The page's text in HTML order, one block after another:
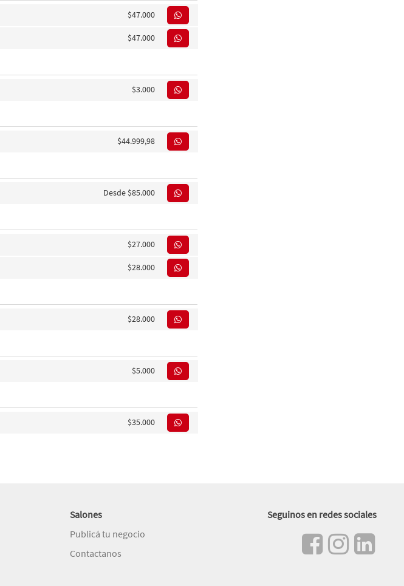
$47.000
$47.000
$3.000
$44.999,98
Desde $85.000
$27.000
$28.000
$28.000
$5.000
$35.000
Salones
Publicá tu negocio
Contactanos
Seguinos en redes sociales